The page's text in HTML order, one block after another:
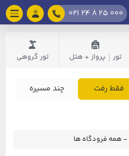
021 24 8 25 000
تور پرواز + هتل تور گروهی
فقط رفت چند مسیره